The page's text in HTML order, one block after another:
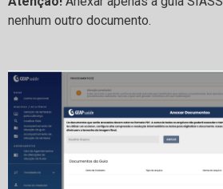
nenhum outro documento.